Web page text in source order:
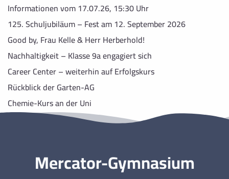
Informationen vom 17.07.26, 15:30 Uhr
125. Schuljubiläum – Fest am 12. September 2026
Good by, Frau Kelle & Herr Herberhold!
Nachhaltigkeit – Klasse 9a engagiert sich
Career Center – weiterhin auf Erfolgskurs
Rückblick der Garten-AG
Chemie-Kurs an der Uni
Mercator-Gymnasium